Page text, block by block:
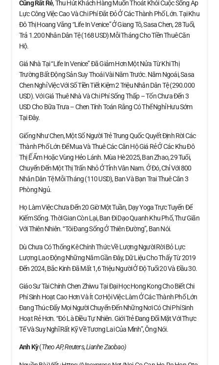
Cũng Rất Rẻ, Thu Hút Khách Hàng Muốn Thoát Khỏi Cuộc Sống Áp
Lực Công Việc Cao Và Chi Phí Đắt Đỏ Ở Các Thành Phố Lớn. Tại Khu
Đô Thị Hoang Vắng “Life In Venice” Ở Giang Tô, Sasa Chen, 28 Tuổi,
Trả 1.200 Nhân Dân Tệ (168 USD) Mỗi Tháng Cho Tiền Thuê Căn
Hộ.
Giá Nhà Tại “Life In Venice” Đã Giảm Hơn Một Nửa Từ Khi Thị
Trường Bất Động Sản Suy Thoái Vài Năm Trước. Năm Ngoái, Sasa
Chen Nghỉ Việc Với Số Tiền Tiết Kiệm 2 Triệu Nhân Dân Tệ (290.000
USD). Với Giá Thuê Nhà Và Chi Phí Sống Thấp – Tốn Chưa Đến 3
USD Cho Bữa Trưa – Chen Tính Toán Rằng Có Thể Nghỉ Hưu Sớm
Tại Đây.
Giống Như Chen, Một Số Người Trẻ Trung Quốc Quyết Định Rời Các
Thành Phố Lớn Để Mua Và Thuê Các Căn Hộ Giá Rẻ Ở Các Khu Đô
Thị Ế Ẩm Hoặc Vùng Hẻo Lánh. Mùa Hè 2025, Ban Zhao, 29 Tuổi,
Chuyển Đến Một Thị Trấn Nhỏ Ở Tỉnh Vân Nam. Ở Đó, Chỉ Với 800
Nhân Dân Tệ Mỗi Tháng (110 USD), Ban Và Bạn Trai Thuê Căn 3
Phòng Ngủ.
Họ Làm Việc Chưa Đến 20 Giờ Một Tuần, Dạy Yoga Trực Tuyến Để
Kiếm Sống. Thời Gian Còn Lại, Ban Đi Dạo Quanh Khu Phố, Thư Giãn
Với Thiên Nhiên. “Tôi Đang Sống Ở Thiên Đường”, Ban Nói.
Dù Chưa Có Thống Kê Chính Thức Về Lượng Người Rời Bỏ Lực
Lượng Lao Động Những Năm Gần Đây, Dữ Liệu Cho Thấy Từ 2019
Đến 2024, Bắc Kinh Đã Mất 1,6 Triệu Người Ở Độ Tuổi 20 Và Đầu 30.
Giáo Sư Tài Chính Chen Zhiwu Tại Đại Học Hong Kong Cho Biết Chi
Phí Sinh Hoạt Cao Hơn Và Ít Cơ Hội Việc Làm Ở Các Thành Phố Lớn
Đang Thúc Đẩy Mọi Người Chuyển Đến Những Nơi Có Chi Phí Sinh
Hoạt Rẻ Hơn. “Đó Là Điều Tự Nhiên. Giới Trẻ Đang Đối Mặt Với Thực
Tế Và Suy Nghĩ Rất Kỹ Về Tương Lai Của Mình”, Ông Nói.
Anh Kỳ(Theo AP, Reuters, Lianhe Zaobao)